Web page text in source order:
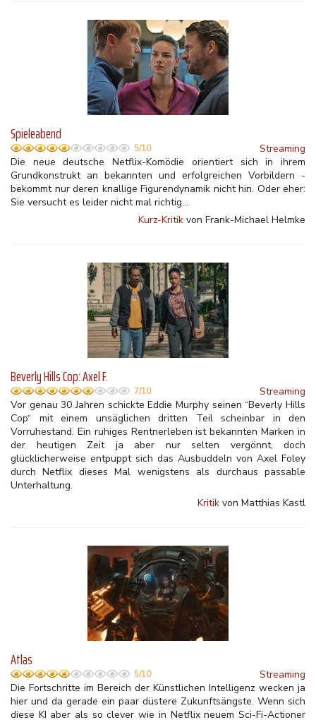
Spieleabend
5/10
Streaming
Die neue deutsche Netflix-Komödie orientiert sich in ihrem
Grundkonstrukt an bekannten und erfolgreichen Vorbildern -
bekommt nur deren knallige Figurendynamik nicht hin. Oder eher:
Sie versucht es leider nicht mal richtig...
Kurz-Kritik von Frank-Michael Helmke
Beverly Hills Cop: Axel F.
7/10
Streaming
Vor genau 30 Jahren schickte Eddie Murphy seinen “Beverly Hills
Cop“ mit einem unsäglichen dritten Teil scheinbar in den
Vorruhestand. Ein ruhiges Rentnerleben ist bekannten Marken in
der heutigen Zeit ja aber nur selten vergönnt, doch
glücklicherweise entpuppt sich das Ausbuddeln von Axel Foley
durch Netflix dieses Mal wenigstens als durchaus passable
Unterhaltung.
Kritik von Matthias Kastl
Atlas
5/10
Streaming
Die Fortschritte im Bereich der Künstlichen Intelligenz wecken ja
hier und da gerade ein paar düstere Zukunftsängste. Wenn sich
diese KI aber als so clever wie in Netflix neuem Sci-Fi-Actioner